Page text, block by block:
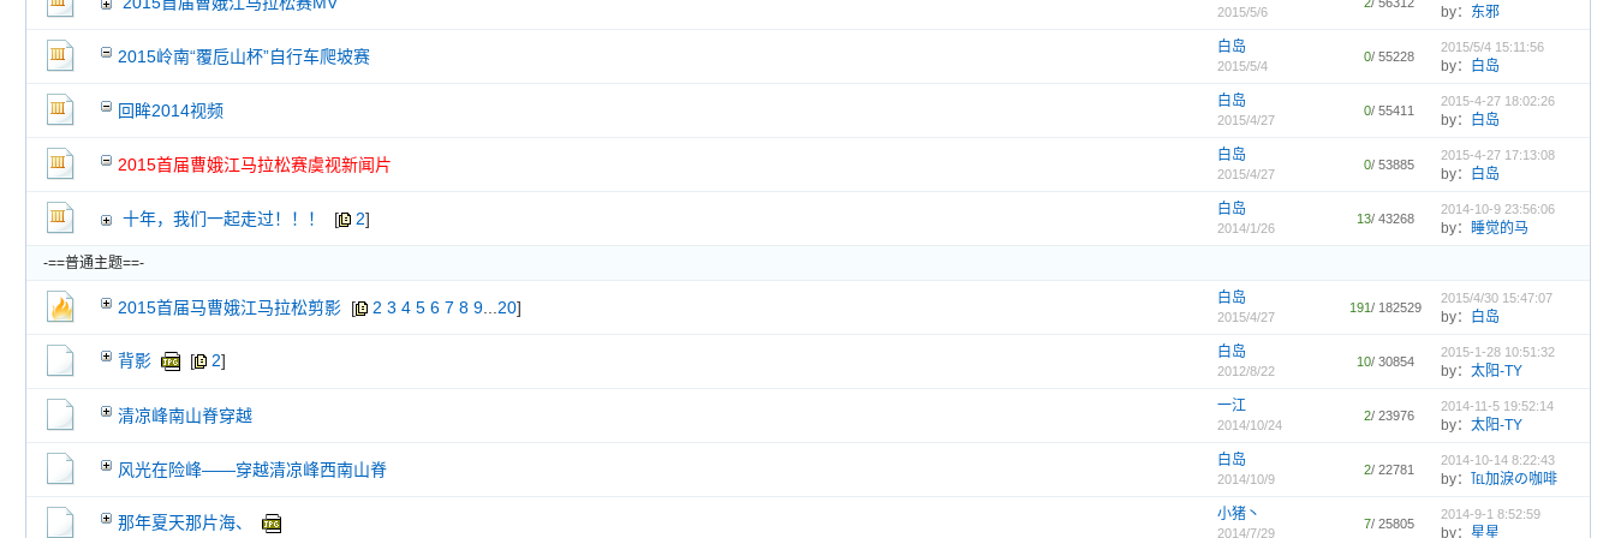
交易帖
2015/5/6 by： 东邪
2015岭南“覆卮山杯”自行车爬坡赛 白岛
2015/5/4
0/ 55228
2015/5/4 15:11:56
by： 白岛
回眸2014视频 白岛
2015/4/27
0/ 55411
2015-4-27 18:02:26
by： 白岛
2015首届曹娥江马拉松赛虞视新闻片 白岛
2015/4/27
0/ 53885
2015-4-27 17:13:08
by： 白岛
十年，我们一起走过！！！ [ 2] 白岛
2014/1/26
13/ 43268
2014-10-9 23:56:06
by： 睡觉的马
-==普通主题==-
2015首届马曹娥江马拉松剪影[ 2 3 4 5 6 7 8 9... 20] 白岛
2015/4/27
191/ 182529
2015/4/30 15:47:07
by： 白岛
背影 [ 2] 白岛
2012/8/22
10/ 30854
2015-1-28 10:51:32
by： 太阳-TY
清凉峰南山脊穿越 一江
2014/10/24
2/ 23976
2014-11-5 19:52:14
by： 太阳-TY
风光在险峰——穿越清凉峰西南山脊 白岛
2014/10/9
2/ 22781
2014-10-14 8:22:43
by： ℡加淚の咖啡
那年夏天那片海、 小猪丶
2014/7/29
7/ 25805
2014-9-1 8:52:59
by： 星星